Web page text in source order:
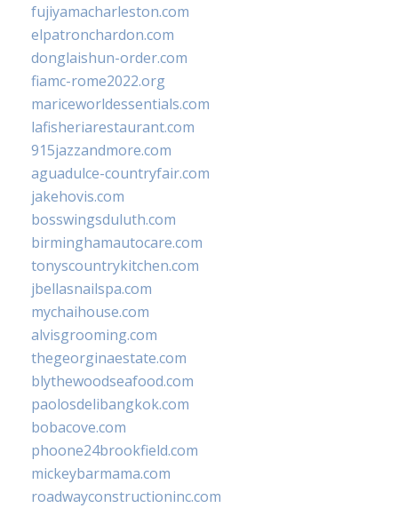
fujiyamacharleston.com
elpatronchardon.com
donglaishun-order.com
fiamc-rome2022.org
mariceworldessentials.com
lafisheriarestaurant.com
915jazzandmore.com
aguadulce-countryfair.com
jakehovis.com
bosswingsduluth.com
birminghamautocare.com
tonyscountrykitchen.com
jbellasnailspa.com
mychaihouse.com
alvisgrooming.com
thegeorginaestate.com
blythewoodseafood.com
paolosdelibangkok.com
bobacove.com
phoone24brookfield.com
mickeybarmama.com
roadwayconstructioninc.com